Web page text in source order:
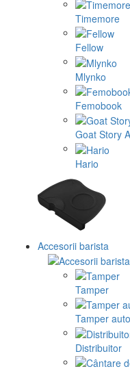
Timemore
Fellow
Mlynko
Femobook
Goat Story
Hario
Accesorii barista
Tamper
Tamper
Distribuitor